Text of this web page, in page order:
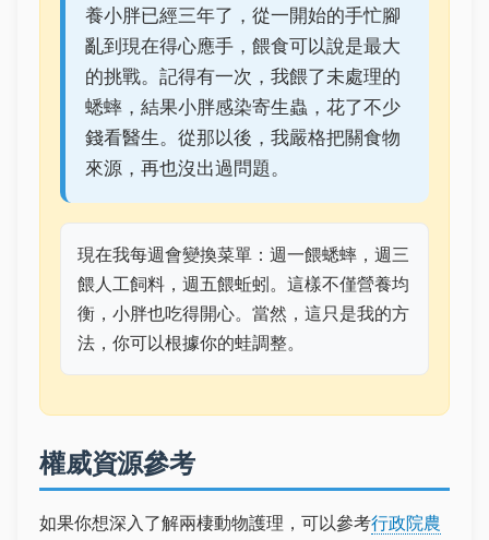
養小胖已經三年了，從一開始的手忙腳
亂到現在得心應手，餵食可以說是最大
的挑戰。記得有一次，我餵了未處理的
蟋蟀，結果小胖感染寄生蟲，花了不少
錢看醫生。從那以後，我嚴格把關食物
來源，再也沒出過問題。
現在我每週會變換菜單：週一餵蟋蟀，週三
餵人工飼料，週五餵蚯蚓。這樣不僅營養均
衡，小胖也吃得開心。當然，這只是我的方
法，你可以根據你的蛙調整。
權威資源參考
如果你想深入了解兩棲動物護理，可以參考行政院農